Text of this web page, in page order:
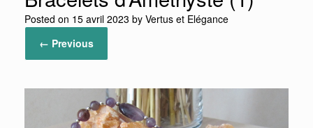
Posted on 15 avril 2023 by Vertus et Elégance
← Previous